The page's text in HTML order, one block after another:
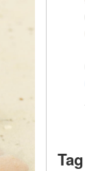
Tag